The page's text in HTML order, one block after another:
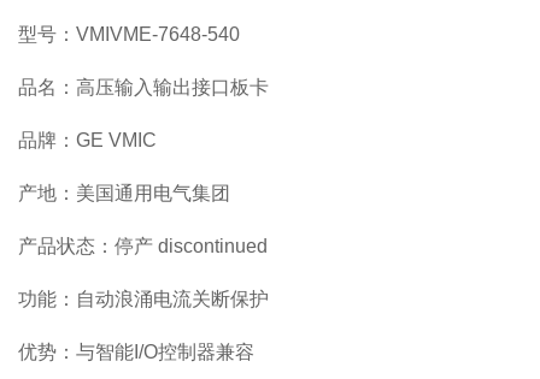
型号：VMIVME-7648-540
品名：高压输入输出接口板卡
品牌：GE VMIC
产地：美国通用电气集团
产品状态：停产 discontinued
功能：自动浪涌电流关断保护
优势：与智能I/O控制器兼容